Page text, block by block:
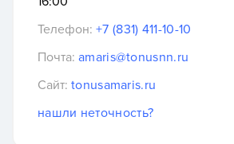
Телефон: +7 (831) 411-10-10
Почта: amaris@tonusnn.ru
Сайт: tonusamaris.ru
нашли неточность?